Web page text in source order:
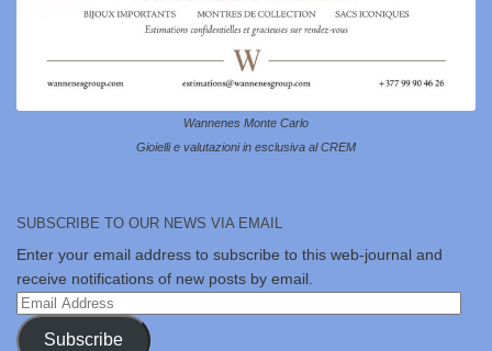
Wannenes Monte Carlo
Gioielli e valutazioni in esclusiva al CREM
SUBSCRIBE TO OUR NEWS VIA EMAIL
Enter your email address to subscribe to this web-journal and
receive notifications of new posts by email.
Email
Address
Subscribe